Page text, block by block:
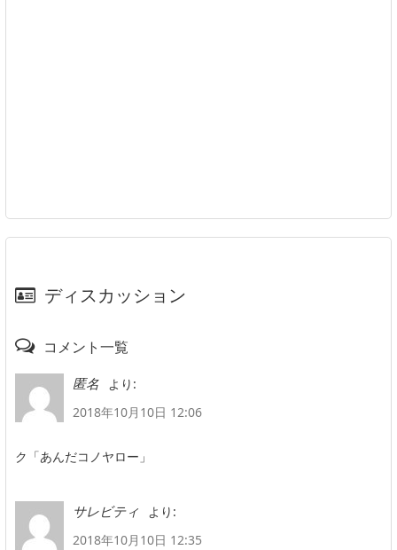
ディスカッション
コメント一覧
匿名
より:
2018年10月10日 12:06
ク「あんだコノヤロー」
サレビティ
より:
2018年10月10日 12:35